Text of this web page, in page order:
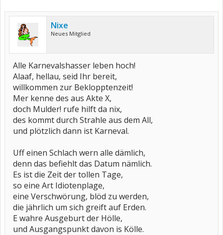
Nixe
Neues Mitglied
Alle Karnevalshasser leben hoch!
Alaaf, hellau, seid Ihr bereit,
willkommen zur Beklopptenzeit!
Mer kenne des aus Akte X,
doch Mulder! rufe hilft da nix,
des kommt durch Strahle aus dem All,
und plötzlich dann ist Karneval.
Uff einen Schlach wern alle dämlich,
denn das befiehlt das Datum nämlich.
Es ist die Zeit der tollen Tage,
so eine Art Idiotenplage,
eine Verschwörung, blöd zu werden,
die jährlich um sich greift auf Erden.
E wahre Ausgeburt der Hölle,
und Ausgangspunkt davon is Kölle.